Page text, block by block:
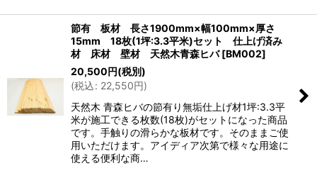
節有 板材 長さ1900mm×幅100mm×厚さ
15mm 18枚(1坪:3.3平米)セット 仕上げ済み
材 床材 壁材 天然木青森ヒバ [BM002]
20,500円(税別)
(税込: 22,550円)
天然木 青森ヒバの節有り無垢仕上げ材1坪:3.3平
米が施工できる枚数(18枚)がセットになった商品
です。手触りの滑らかな板材です。そのままご使
用いただけます。アイディア次第で様々な用途に
使える便利な商…